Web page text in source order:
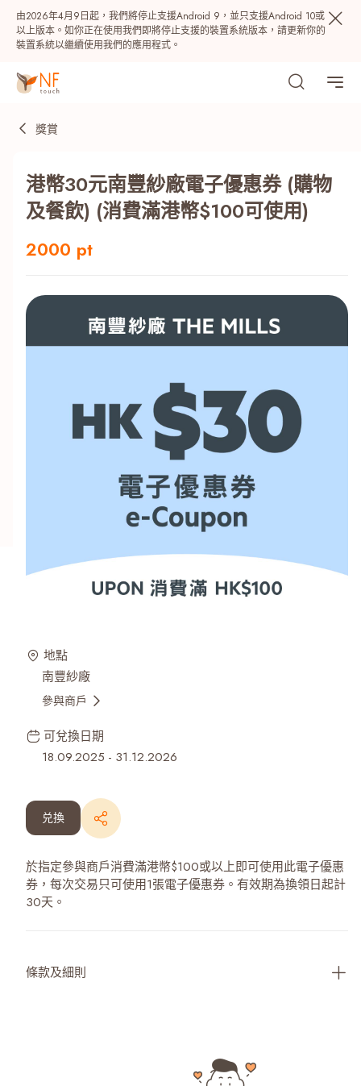
由2026年4月9日起，我們將停止支援Android 9，並只支援Android 10或
以上版本。如你正在使用我們即將停止支援的裝置系統版本，請更新你的
裝置系統以繼續使用我們的應用程式。
熱門
最近搜尋紀錄
獎賞
港幣30元南豐紗廠電子優惠券 (購物
及餐飲) (消費滿港幣$100可使用)
2000 pt
地點
南豐紗廠
參與商戶
可兌換日期
18.09.2025 - 31.12.2026
兑換
於指定參與商戶消費滿港幣$100或以上即可使用此電子優惠
券，每次交易只可使用1張電子優惠券。有效期為換領日起計
30天。
條款及細則